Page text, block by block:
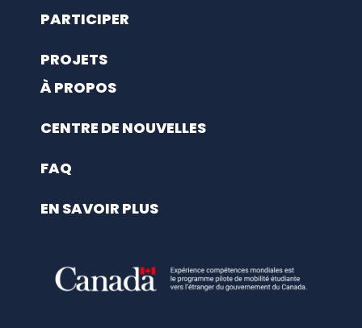
PARTICIPER
PROJETS
À PROPOS
CENTRE DE NOUVELLES
FAQ
EN SAVOIR PLUS